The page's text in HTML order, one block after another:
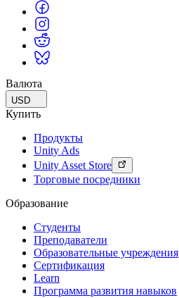
Валюта
USD
Купить
Продукты
Unity Ads
Unity Asset Store
Торговые посредники
Образование
Студенты
Преподаватели
Образовательные учреждения
Сертификация
Learn
Программа развития навыков